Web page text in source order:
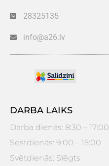
28325135
info@a26.lv
DARBA LAIKS
Darba dienās: 8:30 – 17:00
Sestdienās: 9:00 – 15:00
Svētdienās: Slēgts